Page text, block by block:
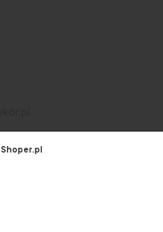
Shoper.pl